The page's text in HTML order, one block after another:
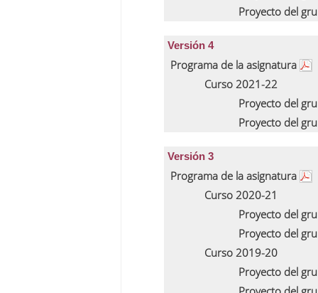
Proyecto del
Versión 4
Programa de la asignatura
Curso 2021-22
Proyecto del
Proyecto del
Versión 3
Programa de la asignatura
Curso 2020-21
Proyecto del
Proyecto del
Curso 2019-20
Proyecto del